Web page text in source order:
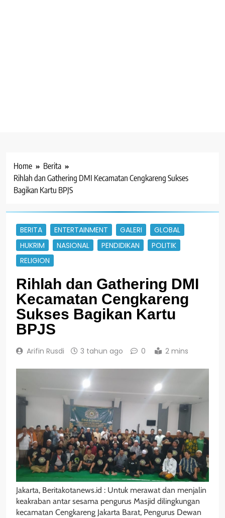
Home
Berita
Rihlah dan Gathering DMI Kecamatan Cengkareng Sukses
Bagikan Kartu BPJS
BERITA ENTERTAINMENT GALERI
GLOBAL
HUKRIM
NASIONAL PENDIDIKAN
POLITIK
RELIGION
Rihlah dan Gathering DMI
Kecamatan Cengkareng
Sukses Bagikan Kartu
BPJS
Arifin Rusdi 3 tahun ago 0 2 mins
Jakarta, Beritakotanews.id : Untuk merawat dan menjalin
keakraban antar sesama pengurus Masjid dilingkungan
kecamatan Cengkareng Jakarta Barat, Pengurus Dewan